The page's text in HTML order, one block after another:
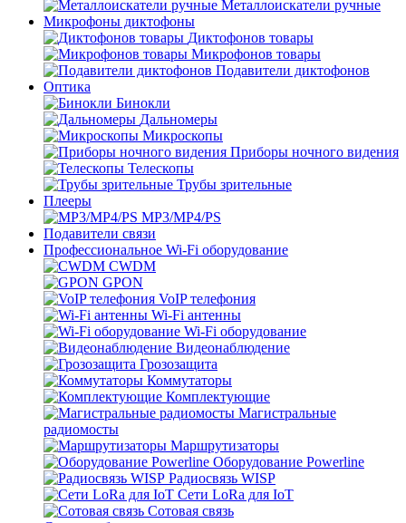
Металлоискатели ручные
Микрофоны диктофоны
Диктофонов товары
Микрофонов товары
Подавители диктофонов
Оптика
Бинокли
Дальномеры
Микроскопы
Приборы ночного видения
Телескопы
Трубы зрительные
Плееры
MP3/MP4/PS
Подавители связи
Профессиональное Wi-Fi оборудование
CWDM
GPON
VoIP телефония
Wi-Fi антенны
Wi-Fi оборудование
Видеонаблюдение
Грозозащита
Коммутаторы
Комплектующие
Магистральные
радиомосты
Маршрутизаторы
Оборудование Powerline
Радиосвязь WISP
Сети LoRa для IoT
Сотовая связь